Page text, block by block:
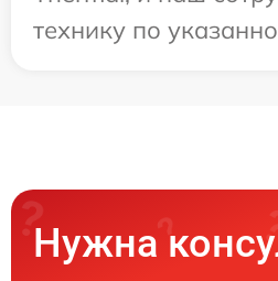
технику по
Нужна